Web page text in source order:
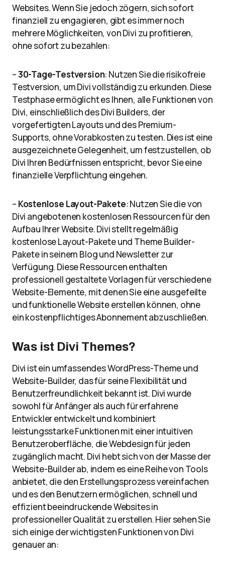
Websites. Wenn Sie jedoch zögern, sich sofort
finanziell zu engagieren, gibt es immer noch
mehrere Möglichkeiten, von Divi zu profitieren,
ohne sofort zu bezahlen:
–30-Tage-Testversion: Nutzen Sie die risikofreie
Testversion, um Divi vollständig zu erkunden. Diese
Testphase ermöglicht es Ihnen, alle Funktionen von
Divi, einschließlich des Divi Builders, der
vorgefertigten Layouts und des Premium-
Supports, ohne Vorabkosten zu testen. Dies ist eine
ausgezeichnete Gelegenheit, um festzustellen, ob
Divi Ihren Bedürfnissen entspricht, bevor Sie eine
finanzielle Verpflichtung eingehen.
– Kostenlose Layout-Pakete: Nutzen Sie die von
Divi angebotenen kostenlosen Ressourcen für den
Aufbau Ihrer Website. Divi stellt regelmäßig
kostenlose Layout-Pakete und Theme Builder-
Pakete in seinem Blog und Newsletter zur
Verfügung. Diese Ressourcen enthalten
professionell gestaltete Vorlagen für verschiedene
Website-Elemente, mit denen Sie eine ausgefeilte
und funktionelle Website erstellen können, ohne
ein kostenpflichtiges Abonnement abzuschließen.
Was ist Divi Themes?
Divi ist ein umfassendes WordPress-Theme und
Website-Builder, das für seine Flexibilität und
Benutzerfreundlichkeit bekannt ist. Divi wurde
sowohl für Anfänger als auch für erfahrene
Entwickler entwickelt und kombiniert
leistungsstarke Funktionen mit einer intuitiven
Benutzeroberfläche, die Webdesign für jeden
zugänglich macht. Divi hebt sich von der Masse der
Website-Builder ab, indem es eine Reihe von Tools
anbietet, die den Erstellungsprozess vereinfachen
und es den Benutzern ermöglichen, schnell und
effizient beeindruckende Websites in
professioneller Qualität zu erstellen. Hier sehen Sie
sich einige der wichtigsten Funktionen von Divi
genauer an: